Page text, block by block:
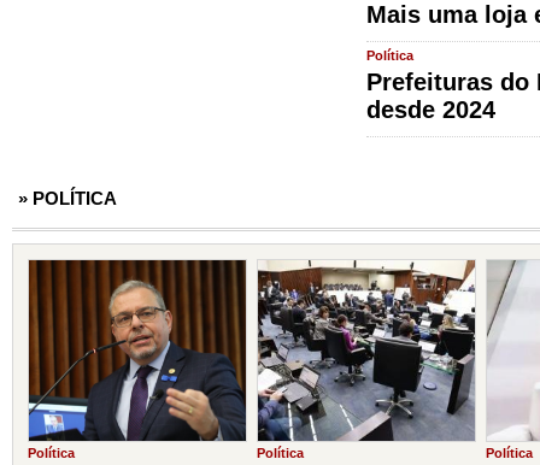
Mais uma loja
Política
Prefeituras do
desde 2024
» POLÍTICA
Política Política Política